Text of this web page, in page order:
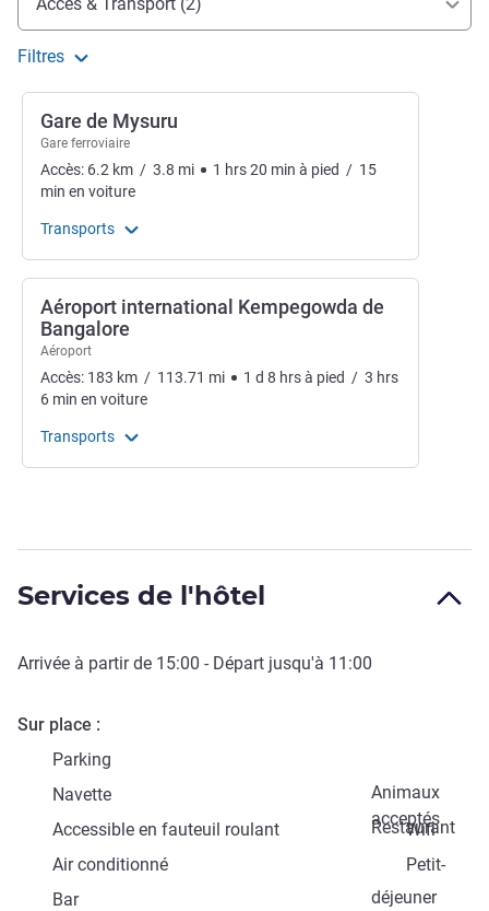
Filtres
Gare de Mysuru
Gare ferroviaire
Accès: 6.2 km / 3.8 mi 1 hrs20 min à pied / 15
min en voiture
Transports
Aéroport international Kempegowda de
Bangalore
Aéroport
Accès: 183 km / 113.71 mi 1 d 8 hrsà pied / 3 hrs
6 min en voiture
Transports
Services de l'hôtel
Arrivée à partir de 15:00 - Départ jusqu'à 11:00
Sur place
Parking
Animaux
acceptés
Navette
Restaurant
Accessible en fauteuil roulant
Wifi
Air conditionné
Petit-
déjeuner
Bar